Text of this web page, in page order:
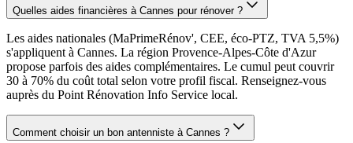
Quelles aides financières à Cannes pour rénover ?
Les aides nationales (MaPrimeRénov', CEE, éco-PTZ, TVA 5,5%)
s'appliquent à Cannes. La région Provence-Alpes-Côte d'Azur
propose parfois des aides complémentaires. Le cumul peut couvrir
30 à 70% du coût total selon votre profil fiscal. Renseignez-vous
auprès du Point Rénovation Info Service local.
Comment choisir un bon antenniste à Cannes ?